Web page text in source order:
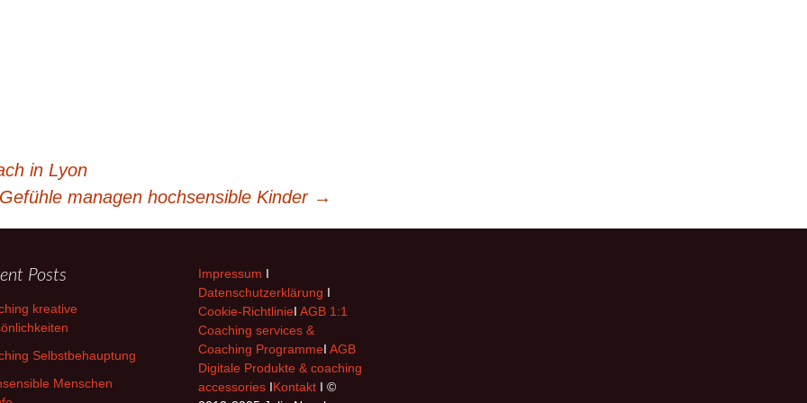
in Lyon
Gefühle managen hochsensible Kinder →
Posts
kreative
Selbstbehauptung
Menschen
Impressum I
Datenschutzerklärung I
Cookie-RichtlinieI AGB 1:1
Coaching services &
Coaching ProgrammeI AGB
Digitale Produkte & coaching
accessories IKontakt I ©